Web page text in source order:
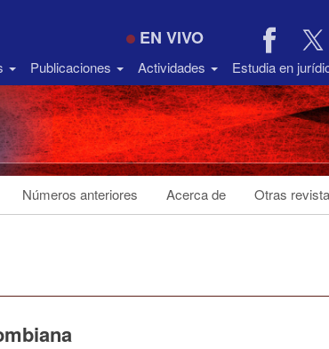
EN VIVO
Publicaciones Actividades Estudia en
Números anteriores Acerca de Otras